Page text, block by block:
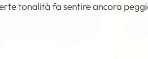
tonalità fa sentire ancora